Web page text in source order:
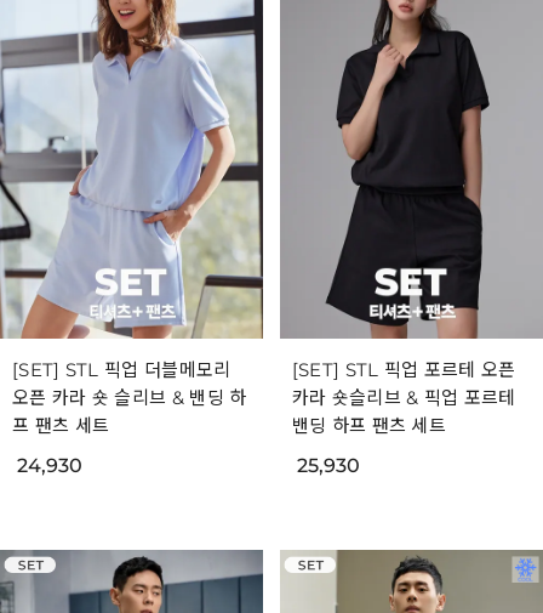
[SET] STL 픽업 더블메모리
오픈 카라 숏 슬리브 & 밴딩 하
프 팬츠 세트
24,930
[SET] STL 픽업 포르테 오픈
카라 숏슬리브 & 픽업 포르테
밴딩 하프 팬츠 세트
25,930